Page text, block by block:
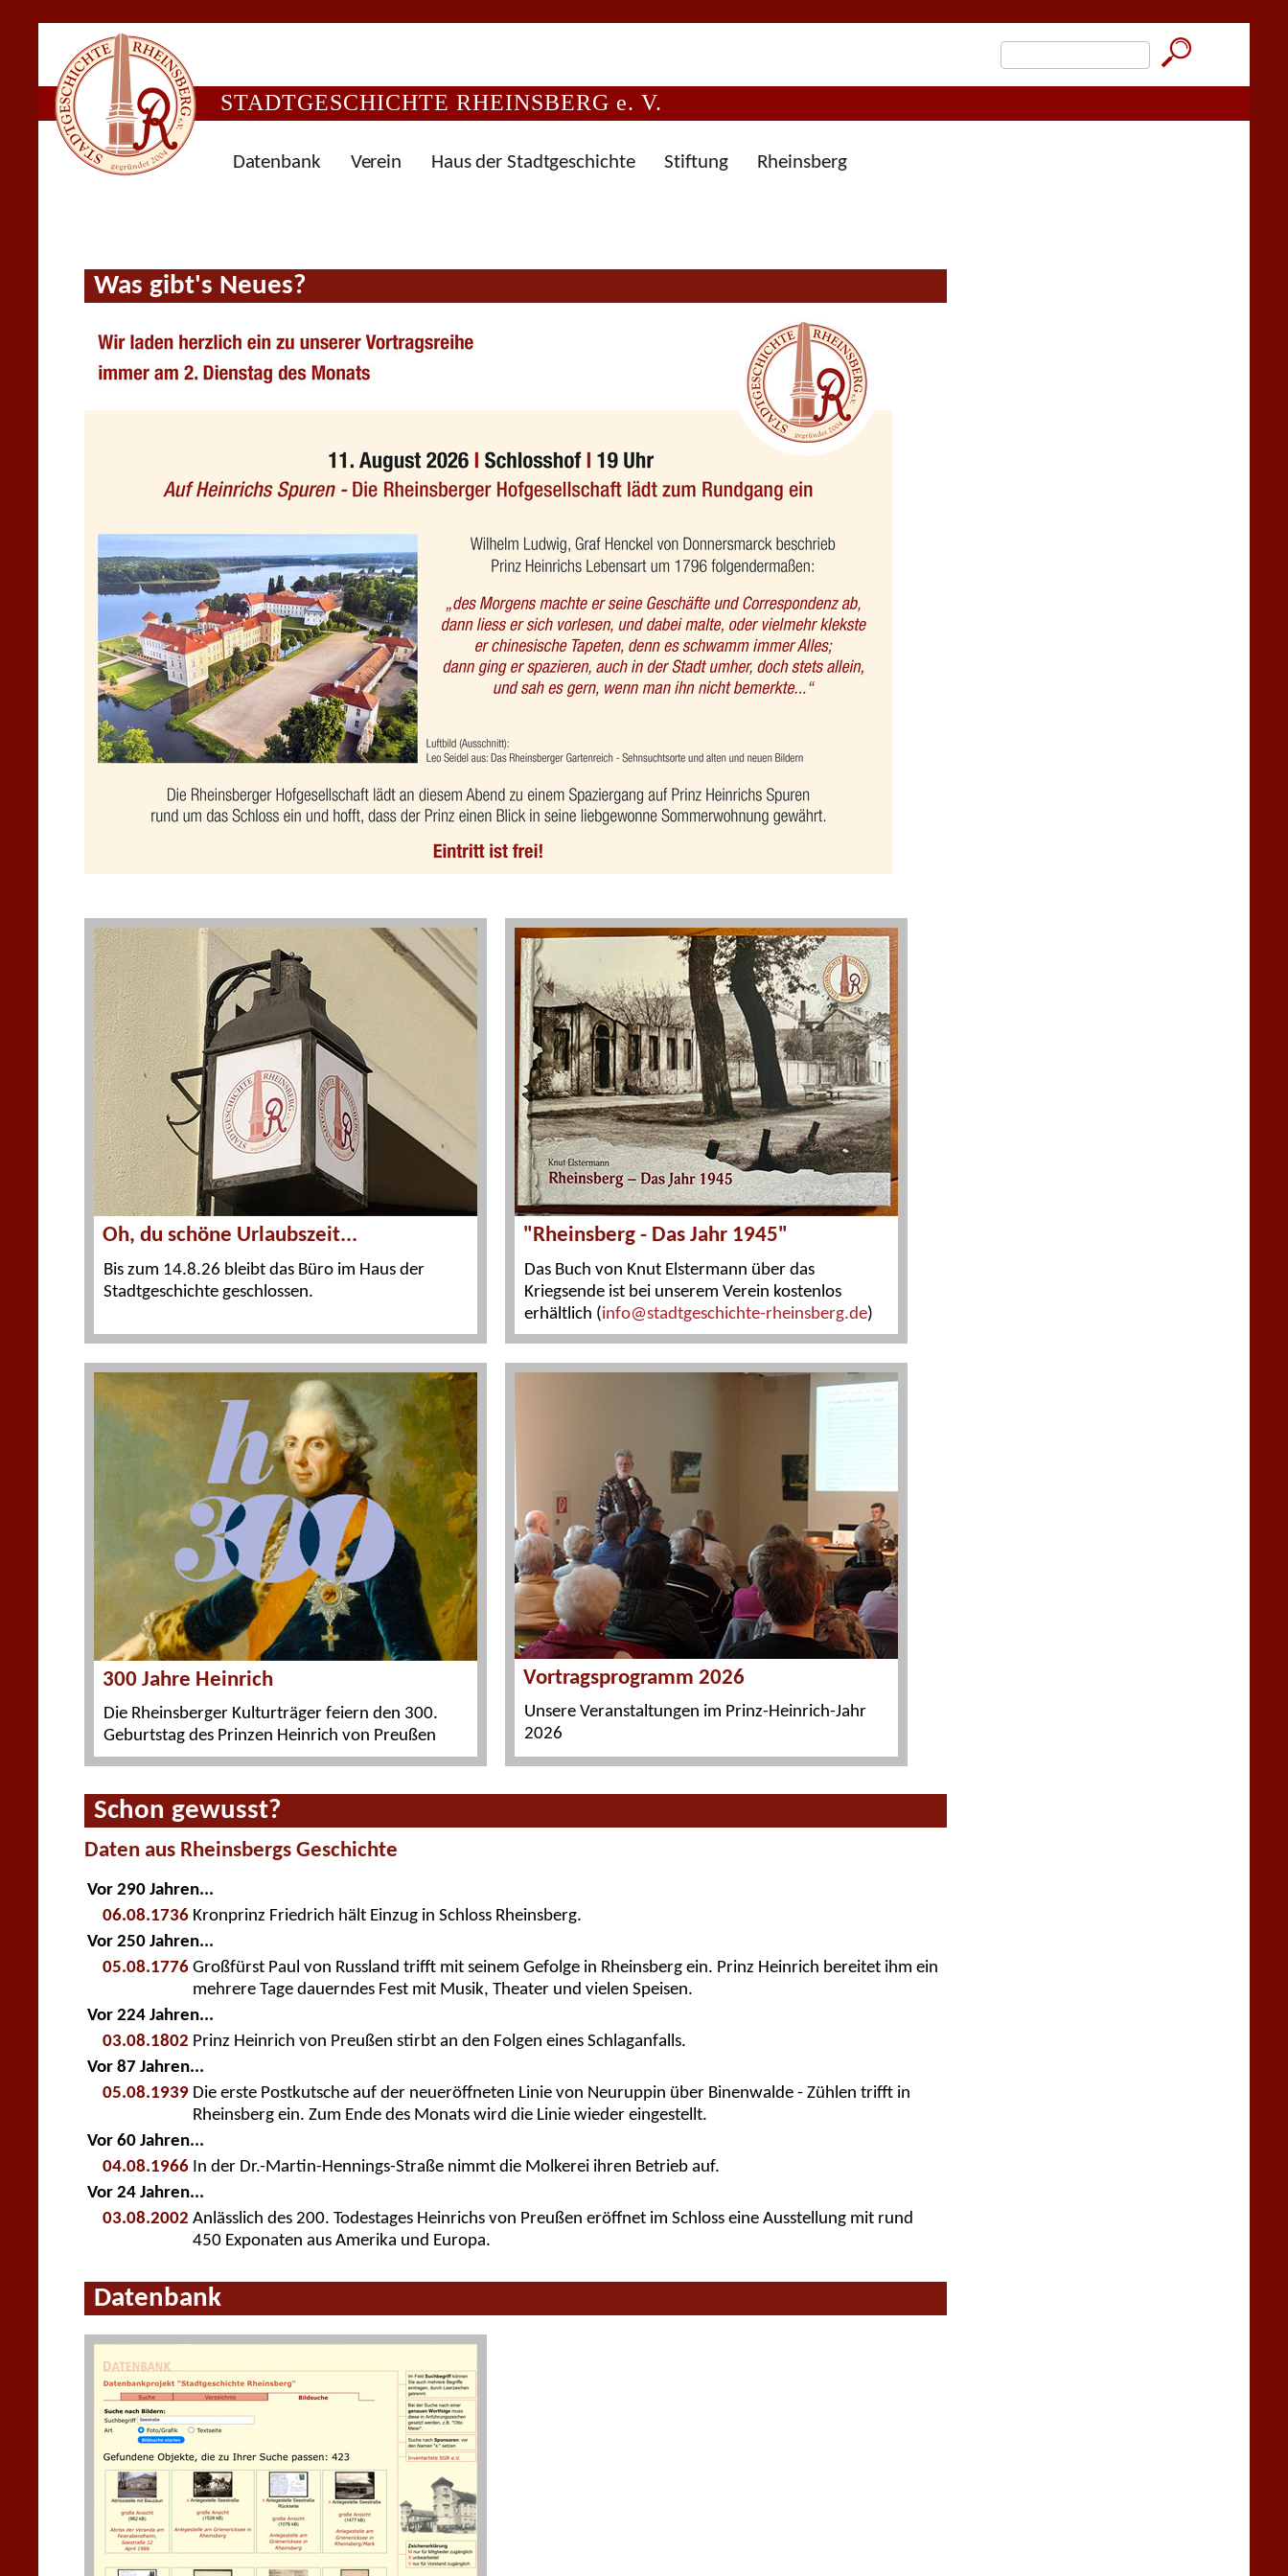
Datenbank Verein Haus der Stadtgeschichte Stiftung Rheinsberg
STADTGESCHICHTE RHEINSBERG e. V.
Was gibt's Neues?
Oh, du schöne Urlaubszeit...
Bis zum 14.8.26 bleibt das Büro im Haus der
Stadtgeschichte geschlossen.
"Rheinsberg - Das Jahr 1945"
Das Buch von Knut Elstermann über das
Kriegsende ist bei unserem Verein kostenlos
erhältlich (info@stadtgeschichte-rheinsberg.de)
300 Jahre Heinrich
Die Rheinsberger Kulturträger feiern den 300.
Geburtstag des Prinzen Heinrich von Preußen
Vortragsprogramm 2026
Unsere Veranstaltungen im Prinz-Heinrich-Jahr
2026
Schon gewusst?
Daten aus Rheinsbergs Geschichte
Vor 290 Jahren...
06.08.1736 Kronprinz Friedrich hält Einzug in Schloss Rheinsberg.
Vor 250 Jahren...
05.08.1776 Großfürst Paul von Russland trifft mit seinem Gefolge in Rheinsberg ein. Prinz Heinrich bereitet ihm ein
mehrere Tage dauerndes Fest mit Musik, Theater und vielen Speisen.
Vor 224 Jahren...
03.08.1802 Prinz Heinrich von Preußen stirbt an den Folgen eines Schlaganfalls.
Vor 87 Jahren...
05.08.1939 Die erste Postkutsche auf der neueröffneten Linie von Neuruppin über Binenwalde - Zühlen trifft in
Rheinsberg ein. Zum Ende des Monats wird die Linie wieder eingestellt.
Vor 60 Jahren...
04.08.1966 In der Dr.-Martin-Hennings-Straße nimmt die Molkerei ihren Betrieb auf.
Vor 24 Jahren...
03.08.2002 Anlässlich des 200. Todestages Heinrichs von Preußen eröffnet im Schloss eine Ausstellung mit rund
450 Exponaten aus Amerika und Europa.
Datenbank